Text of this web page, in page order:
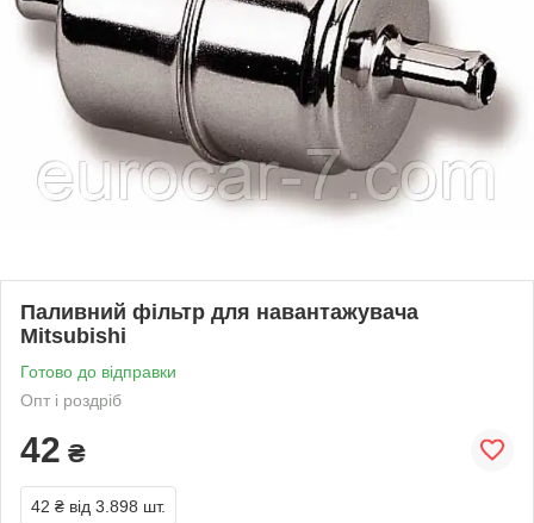
Паливний фільтр для навантажувача
Mitsubishi
Готово до відправки
Опт і роздріб
42 ₴
42 ₴ від 3.898 шт.